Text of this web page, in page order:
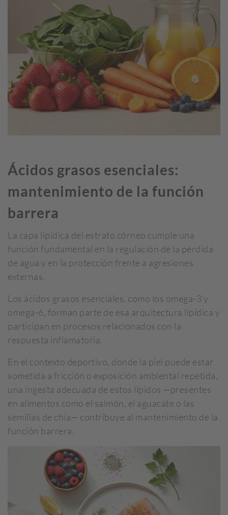
Ácidos grasos esenciales:
mantenimiento de la función
barrera
La capa lipídica del estrato córneo cumple una
función fundamental en la regulación de la pérdida
de agua y en la protección frente a agresiones
externas.
Los ácidos grasos esenciales, como los omega-3 y
omega-6, forman parte de esa arquitectura lipídica y
participan en procesos relacionados con la
respuesta inflamatoria.
En el contexto deportivo, donde la piel puede estar
sometida a fricción o exposición ambiental repetida,
una ingesta adecuada de estos lípidos —presentes
en alimentos como el salmón, el aguacate o las
semillas de chía— contribuye al mantenimiento de la
función barrera.